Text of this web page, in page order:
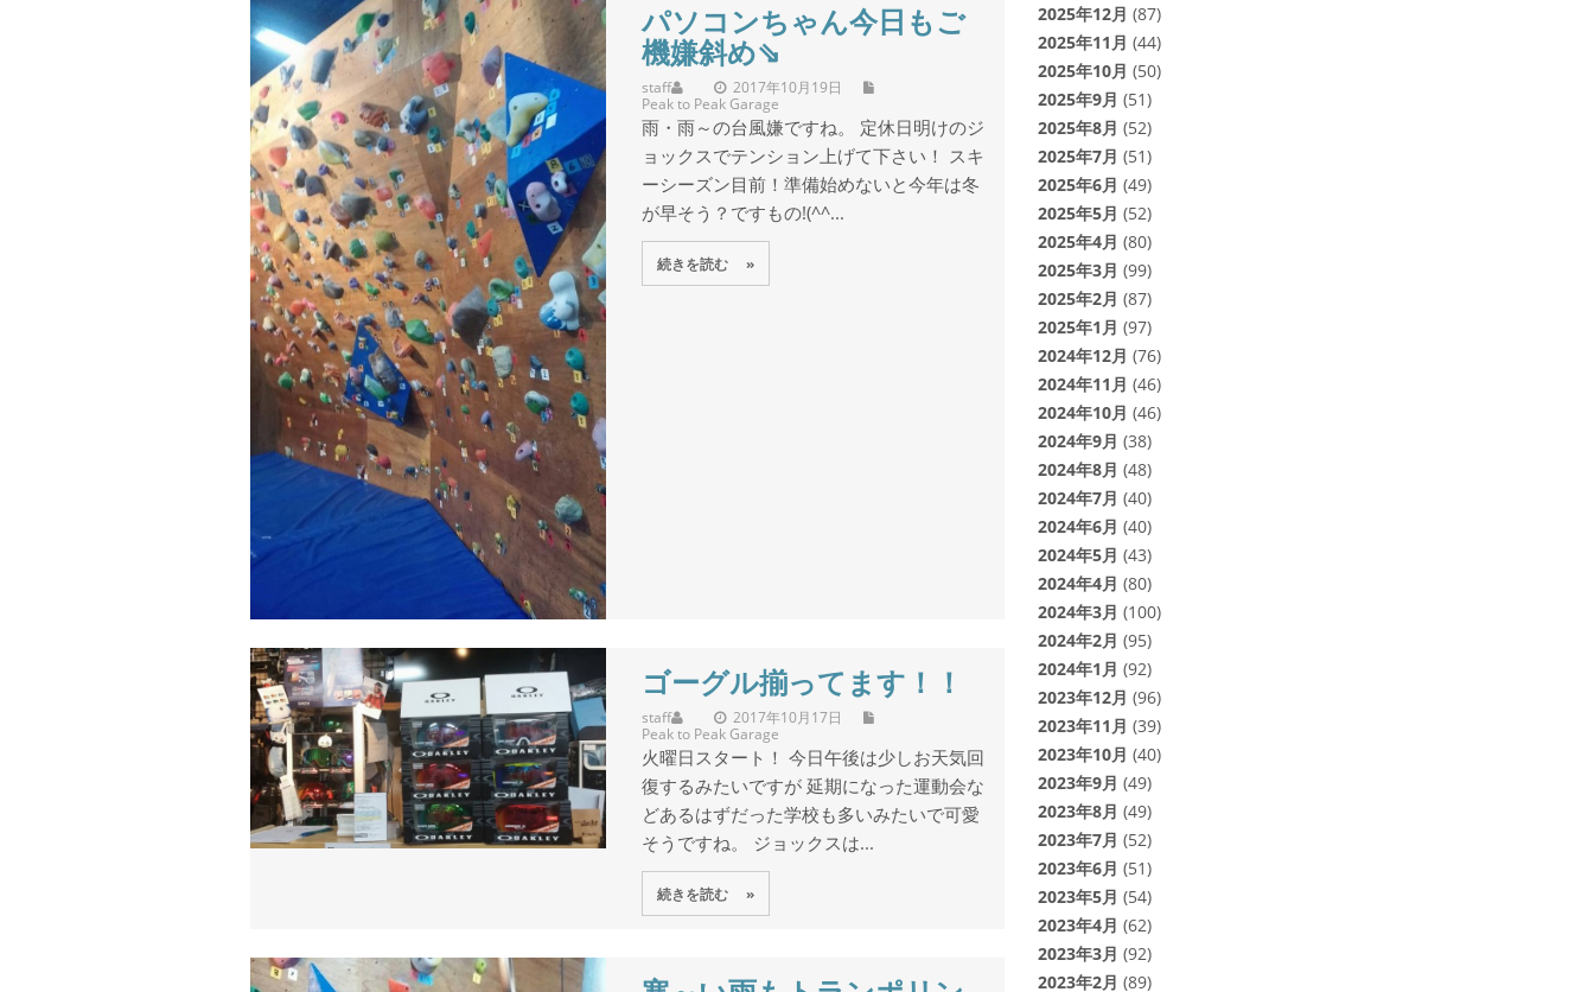
パソコンちゃん今日もご
機嫌斜め⇘
staff
2017年10月19日
Peak to Peak Garage
雨・雨～の台風嫌ですね。 定休日明けのジ
ョックスでテンション上げて下さい！ スキ
ーシーズン目前！準備始めないと今年は冬
が早そう？ですもの!(^^...
続きを読む »
ゴーグル揃ってます！！
staff
2017年10月17日
Peak to Peak Garage
火曜日スタート！ 今日午後は少しお天気回
復するみたいですが 延期になった運動会な
どあるはずだった学校も多いみたいで可愛
そうですね。 ジョックスは...
続きを読む »
2025年12月 (87)
2025年11月 (44)
2025年10月 (50)
2025年9月 (51)
2025年8月 (52)
2025年7月 (51)
2025年6月 (49)
2025年5月 (52)
2025年4月 (80)
2025年3月 (99)
2025年2月 (87)
2025年1月 (97)
2024年12月 (76)
2024年11月 (46)
2024年10月 (46)
2024年9月 (38)
2024年8月 (48)
2024年7月 (40)
2024年6月 (40)
2024年5月 (43)
2024年4月 (80)
2024年3月 (100)
2024年2月 (95)
2024年1月 (92)
2023年12月 (96)
2023年11月 (39)
2023年10月 (40)
2023年9月 (49)
2023年8月 (49)
2023年7月 (52)
2023年6月 (51)
2023年5月 (54)
2023年4月 (62)
2023年3月 (92)
2023年2月 (89)